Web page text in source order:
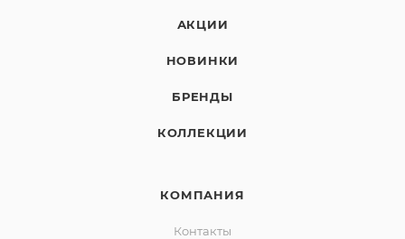
АКЦИИ
НОВИНКИ
БРЕНДЫ
КОЛЛЕКЦИИ
КОМПАНИЯ
Контакты